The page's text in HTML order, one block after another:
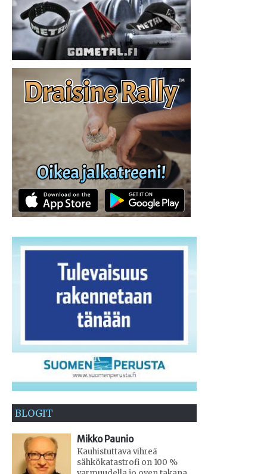
BLOGIT
Mikko Paunio
Kauhistuttava vihreä
sähkökatastrofi on 100 %